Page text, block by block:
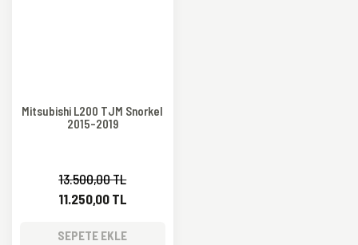
Mitsubishi L200 TJM Snorkel
2015-2019
13.500,00 TL
11.250,00 TL
SEPETE EKLE